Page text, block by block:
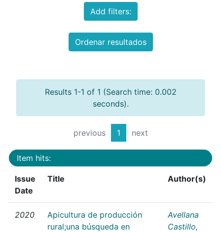
Add filters:
Ordenar resultados
Results 1-1 of 1 (Search time: 0.002
seconds).
previous 1 next
Item hits:
Issue
Date
Title Author(s)
2020
Apicultura de producción
rural;una búsqueda en
Avellana
Castillo,